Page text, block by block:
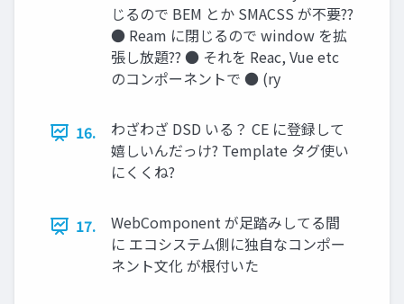
じるので BEM とか SMACSS が不要??
● Ream に閉じるので window を拡
張し放題?? ● それを Reac, Vue etc
のコンポーネントで ● (ry
16.
わざわざ DSD いる？ CE に登録して
嬉しいんだっけ? Template タグ使い
にくくね?
17.
WebComponent が足踏みしてる間
に エコシステム側に独自なコンポー
ネント文化 が根付いた